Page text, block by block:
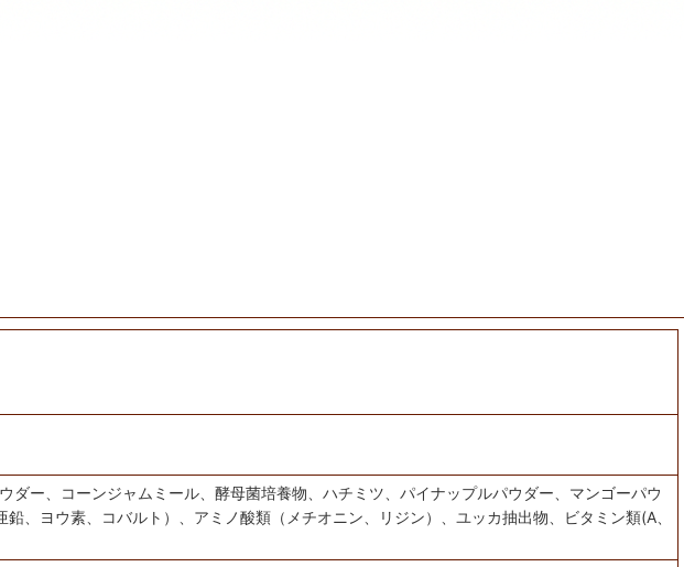
ー、コーンジャムミール、酵母菌培養物、ハチミツ、パイナップルパウダー、マンゴーパウ
、ヨウ素、コバルト）、アミノ酸類（メチオニン、リジン）、ユッカ抽出物、ビタミン類(A、